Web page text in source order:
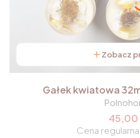
Zobacz
Gałek kwiatowa
45,00
Cena